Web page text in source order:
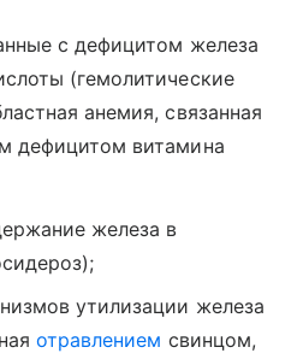
с дефицитом железа
(гемолитические
анемия, связанная
дефицитом витамина
железа в
утилизации железа
отравлением свинцом,